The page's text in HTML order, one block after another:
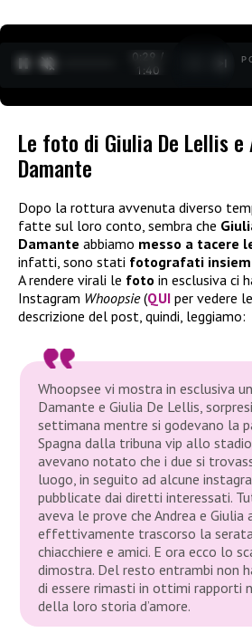
0:30 /
1:40
Le foto di Giulia De Lellis e
Damante
Dopo la rottura avvenuta diverso
fatte sul loro conto, sembra che
Damante abbiamo messo a tacere
infatti, sono stati fotografati
A rendere virali le foto in esclusiva ci
Instagram Whoopsie(QUI per vedere
descrizione del post, quindi, leggiamo:
Whoopsee vi mostra in esclusiva
Damante e Giulia De Lellis,
settimana mentre si godevano la
Spagna dalla tribuna vip allo
avevano notato che i due si
luogo, in seguito ad alcune
pubblicate dai diretti interessati.
aveva le prove che Andrea e Giulia
effettivamente trascorso la
chiacchiere e amici. E ora ecco lo
dimostra. Del resto entrambi non
di essere rimasti in ottimi rapporti
della loro storia d’amore.